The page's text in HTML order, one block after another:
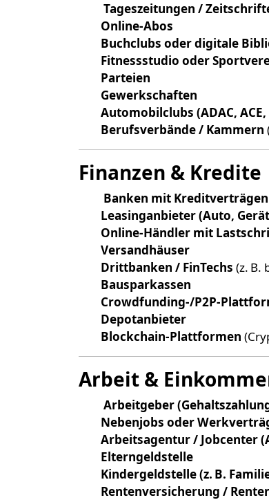
Tageszeitungen /
Online-Abos
Buchclubs oder digitale
Fitnessstudio oder
Parteien
Gewerkschaften
Automobilclubs (ADAC,
Berufsverbände / Kammern
Finanzen & Kredite
Banken mit
Leasinganbieter (Auto,
Online-Händler mit
Versandhäuser
Drittbanken / FinTechs (z. B.
Bausparkassen
Crowdfunding-/P2P-
Depotanbieter
Blockchain-Plattformen
Arbeit &
Arbeitgeber
Nebenjobs oder
Arbeitsagentur / Jobcenter
Elterngeldstelle
Kindergeldstelle (z. B.
Rentenversicherung /